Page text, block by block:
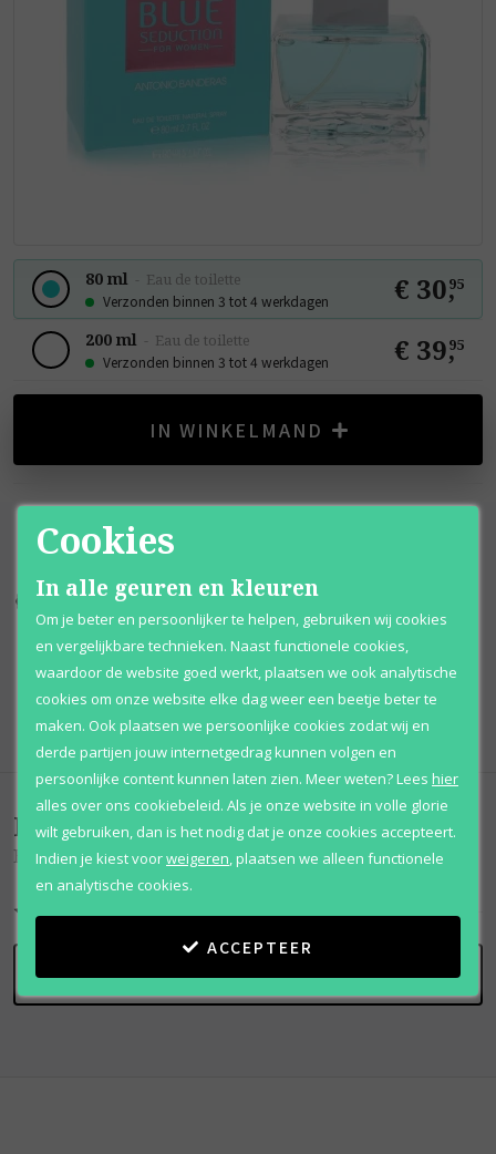
80 ml - Eau de toilette
Verzonden binnen 3 tot 4 werkdagen € 30,
95
200 ml - Eau de toilette
Verzonden binnen 3 tot 4 werkdagen € 39,
95
IN WINKELMAND
tot wel 70%
100% originele parfums Afhalen mogelijk
Qshops Keurmerk
Beoordelingen (0)
Blue Seduction
SCHRIJF BEOORDELING
Cookies
In alle geuren en kleuren
Om je beter en persoonlijker te helpen, gebruiken wij cookies
en vergelijkbare technieken. Naast functionele cookies,
waardoor de website goed werkt, plaatsen we ook analytische
cookies om onze website elke dag weer een beetje beter te
maken. Ook plaatsen we persoonlijke cookies zodat wij en
derde partijen jouw internetgedrag kunnen volgen en
persoonlijke content kunnen laten zien. Meer weten?Lees hier
alles over ons cookiebeleid. Als je onze website in volle glorie
wilt gebruiken, dan is het nodig dat je onze cookies accepteert.
Indien je kiest voorweigeren plaatsen we alleen functionele
en analytische cookies.
ACCEPTEER